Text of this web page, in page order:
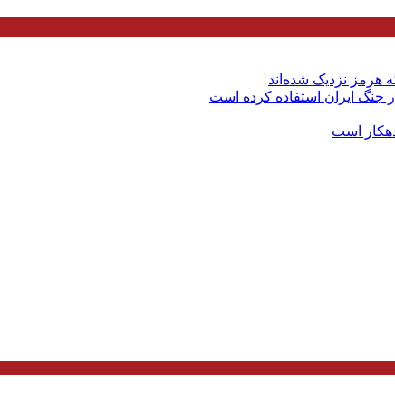
هرمز نزدیک شده‌اند
جنگ ایران استفاده کرده است
است